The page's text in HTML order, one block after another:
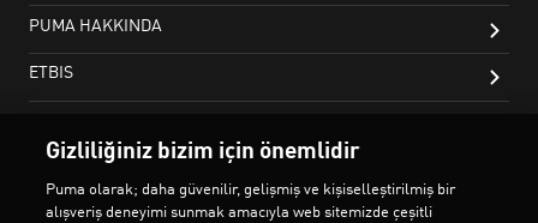
Gizliliğiniz bizim için önemlidir
Puma olarak; daha güvenilir, gelişmiş ve kişiselleştirilmiş bir
alışveriş deneyimi sunmak amacıyla web sitemizde çeşitli